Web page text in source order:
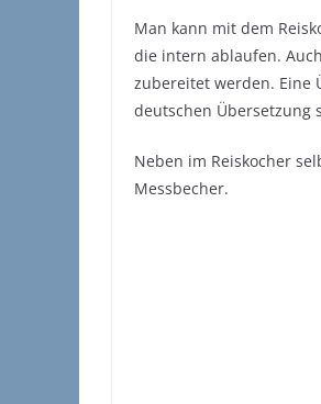
Man kann mit dem
die intern ablaufen.
zubereitet werden. Eine
deutschen Übersetzung
Neben im Reiskocher
Messbecher.